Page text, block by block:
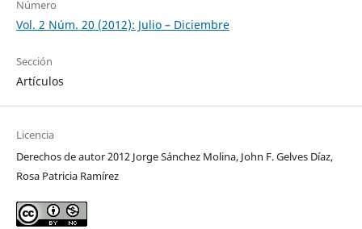
Número
Vol. 2 Núm. 20 (2012): Julio – Diciembre
Sección
Artículos
Licencia
Derechos de autor 2012 Jorge Sánchez Molina, John F. Gelves Díaz,
Rosa Patricia Ramírez